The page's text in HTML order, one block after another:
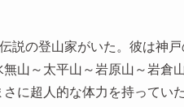
説の登山家がいた。彼は神
山～太平山～岩原山～岩倉
に超人的な体力を持ってい